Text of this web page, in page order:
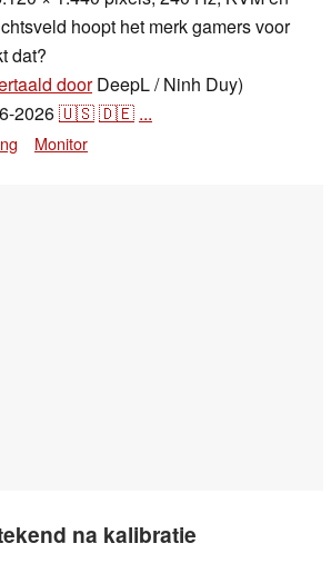
hoopt het merk gamers voor
dat?
doorDeepL / Ninh Duy)
2026🇺🇸🇩🇪 ...
Monitor
na kalibratie